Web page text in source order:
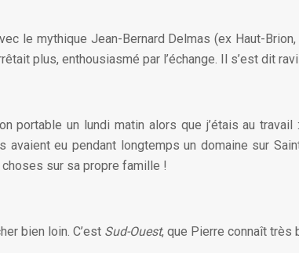
le mythique Jean-Bernard Delmas (ex Haut-
plus, enthousiasmé par l’échange. Il s’est dit
portable un lundi matin alors que j’étais au
eu pendant longtemps un domaine sur
choses sur sa propre famille !
bien loin. C’est Sud-Ouest, que Pierre connaît très